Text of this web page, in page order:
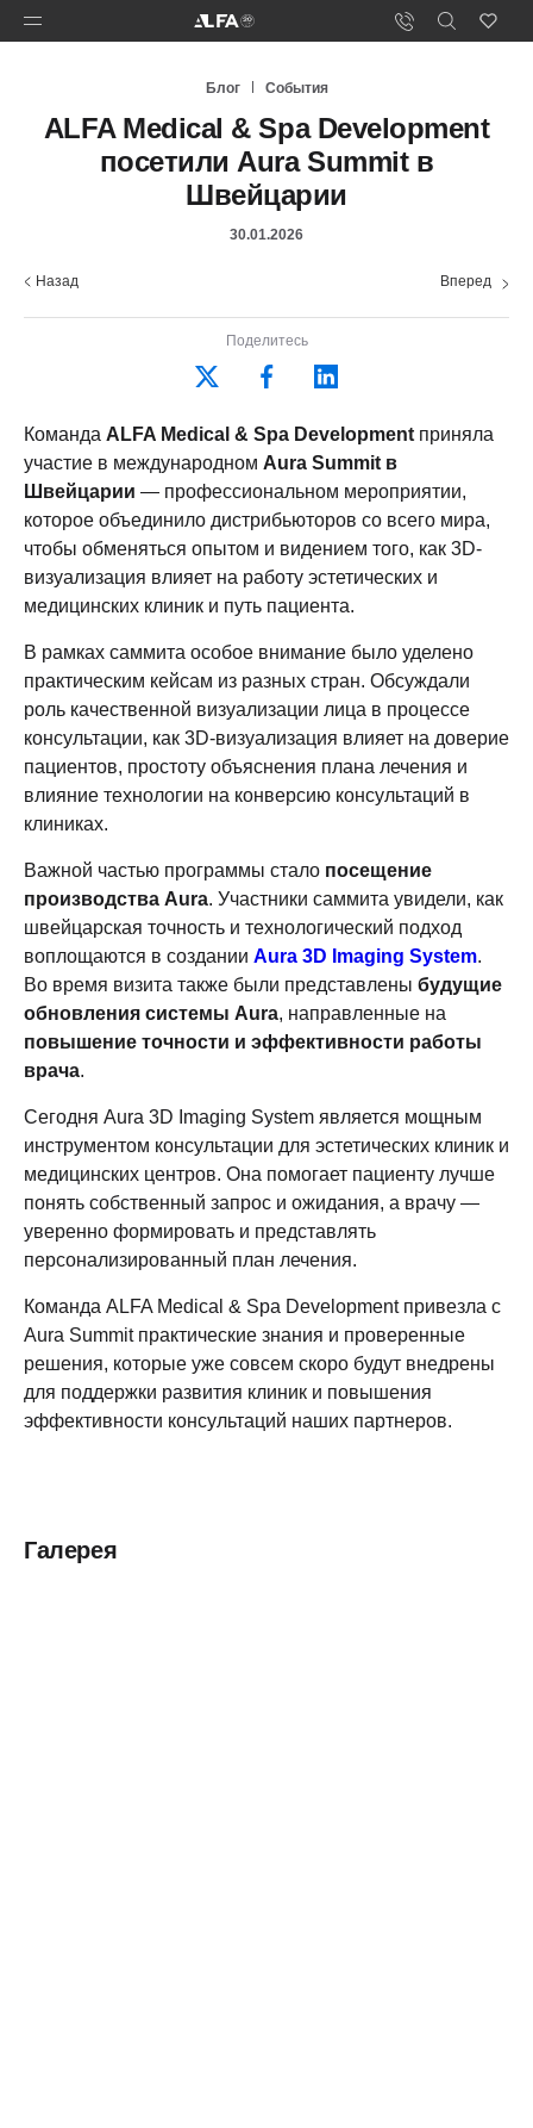
Блог События
ALFA Medical & Spa Development
посетили Aura Summit в
Швейцарии
30.01.2026
Назад Вперед
Поделитесь
Команда ALFA Medical & Spa Development приняла
участие в международном Aura Summit в
Швейцарии — профессиональном мероприятии,
которое объединило дистрибьюторов со всего мира,
чтобы обменяться опытом и видением того, как 3D-
визуализация влияет на работу эстетических и
медицинских клиник и путь пациента.
В рамках саммита особое внимание было уделено
практическим кейсам из разных стран. Обсуждали
роль качественной визуализации лица в процессе
консультации, как 3D-визуализация влияет на доверие
пациентов, простоту объяснения плана лечения и
влияние технологии на конверсию консультаций в
клиниках.
Важной частью программы стало посещение
производства Aura. Участники саммита увидели, как
швейцарская точность и технологический подход
воплощаются в создании Aura 3D Imaging System.
Во время визита также были представлены будущие
обновления системы Aura, направленные на
повышение точности и эффективности работы
врача.
Сегодня Aura 3D Imaging System является мощным
инструментом консультации для эстетических клиник и
медицинских центров. Она помогает пациенту лучше
понять собственный запрос и ожидания, а врачу —
уверенно формировать и представлять
персонализированный план лечения.
Команда ALFA Medical & Spa Development привезла с
Aura Summit практические знания и проверенные
решения, которые уже совсем скоро будут внедрены
для поддержки развития клиник и повышения
эффективности консультаций наших партнеров.
Галерея